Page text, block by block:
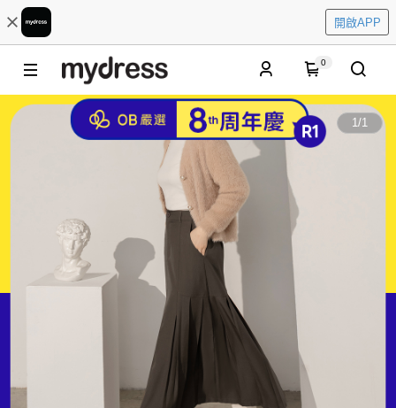
開啟APP
0
1/1